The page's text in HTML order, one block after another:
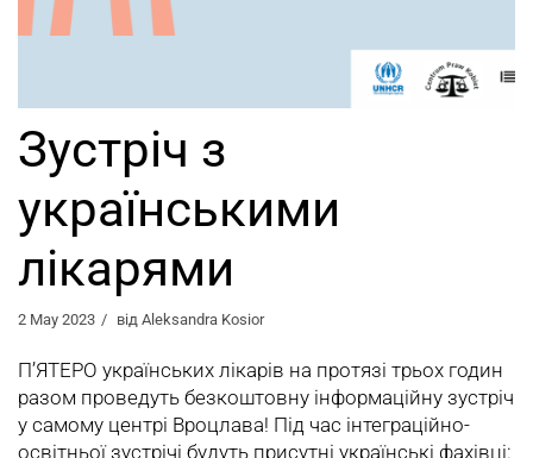
Зустріч з
українськими
лікарями
2 May 2023 від Aleksandra Kosior
П’ЯТЕРО українських лікарів на протязі трьох годин
разом проведуть безкоштовну інформаційну зустріч
у самому центрі Вроцлава! Під час інтеграційно-
освітньої зустрічі будуть присутні українські фахівці: